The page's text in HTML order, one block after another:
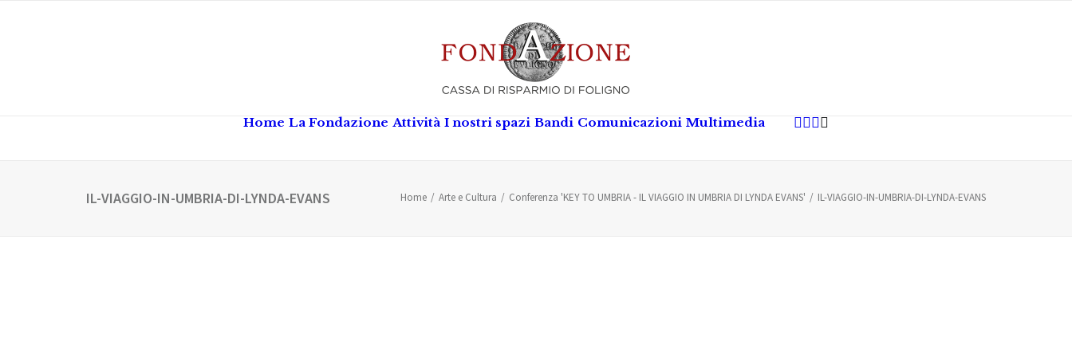
Home La Fondazione Attività I nostri spazi Bandi Comunicazioni Multimedia
IL-VIAGGIO-IN-UMBRIA-DI-LYNDA-EVANS Home Arte e Cultura Conferenza 'KEY TO UMBRIA - IL VIAGGIO IN UMBRIA DI LYNDA EVANS' IL-VIAGGIO-IN-UMBRIA-DI-LYNDA-EVANS